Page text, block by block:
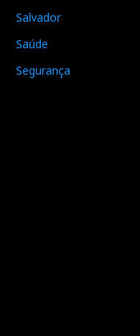
Salvador
Saúde
Segurança